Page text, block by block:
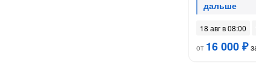
18 авг в 08:00
от 16 000 ₽